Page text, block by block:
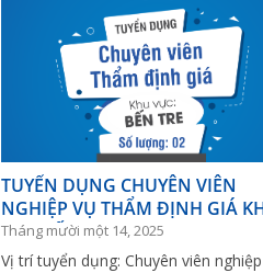
TUYỂN DỤNG CHUYÊN VIÊN
NGHIỆP VỤ THẨM ĐỊNH GIÁ
VỰC BẾN TRE
Tháng mười một 14, 2025
Vị trí tuyển dụng: Chuyên viên